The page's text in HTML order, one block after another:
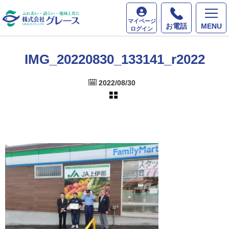
MENU
お電話
マイページ
ログイン
ホーム 最新情報 IMG_20220830_133141_r2022
IMG_20220830_133141_r2022
2022/08/30